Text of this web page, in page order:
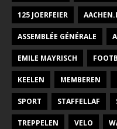
125 JOERFEIER
ASSEMBLÉE GÉNÉRALE
EMILE MAYRISCH
KEELEN MEMBEREN
SPORT STAFFELLAF
TREPPELEN VELO